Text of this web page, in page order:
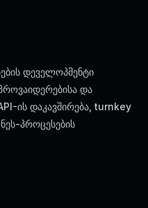
დეველოპმენტი
და
ის დაკავშირება, turnkey
პროცესების